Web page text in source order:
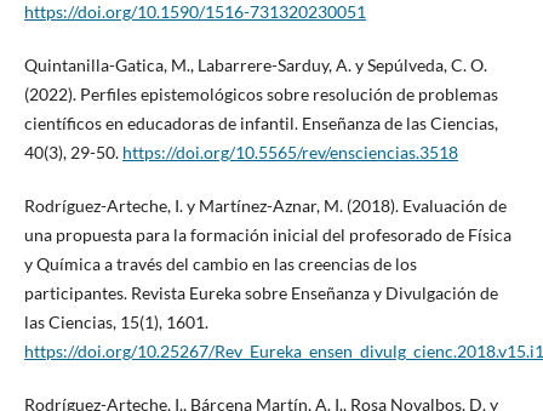
https://doi.org/10.1590/1516-731320230051
Quintanilla-Gatica, M., Labarrere-Sarduy, A. y Sepúlveda, C. O.
(2022). Perfiles epistemológicos sobre resolución de problemas
científicos en educadoras de infantil. Enseñanza de las Ciencias,
40(3), 29-50. https://doi.org/10.5565/rev/ensciencias.3518
Rodríguez-Arteche, I. y Martínez-Aznar, M. (2018). Evaluación de
una propuesta para la formación inicial del profesorado de Física
y Química a través del cambio en las creencias de los
participantes. Revista Eureka sobre Enseñanza y Divulgación de
las Ciencias, 15(1), 1601.
https://doi.org/10.25267/
Rodríguez-Arteche, I., Bárcena Martín, A. I., Rosa Novalbos, D. y